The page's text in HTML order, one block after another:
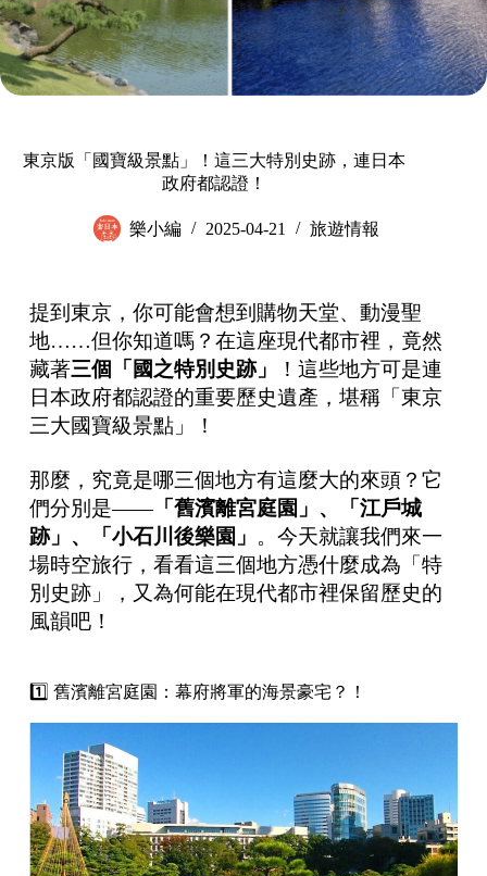
東京版「國寶級景點」！這三大特別史跡，連日本
政府都認證！
樂小編 2025-04-21 旅遊情報
提到東京，你可能會想到購物天堂、動漫聖
地……但你知道嗎？在這座現代都市裡，竟然
藏著三個「國之特別史跡」
！這些地方可是連
日本政府都認證的重要歷史遺產，堪稱「東京
三大國寶級景點」！
那麼，究竟是哪三個地方有這麼大的來頭？它
們分別是——「舊濱離宮庭園」、「江戶城
跡」、「小石川後樂園」 。今天就讓我們來一
場時空旅行，看看這三個地方憑什麼成為「特
別史跡」，又為何能在現代都市裡保留歷史的
風韻吧！
1️⃣ 舊濱離宮庭園：幕府將軍的海景豪宅？！